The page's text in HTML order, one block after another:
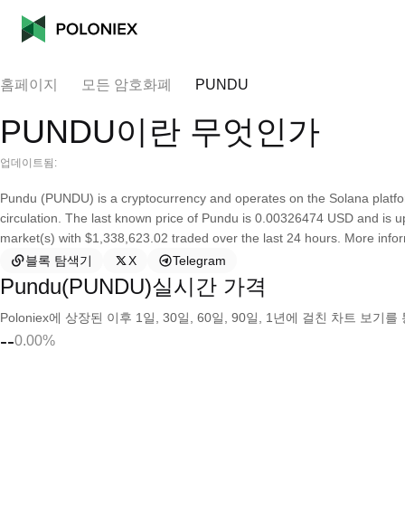
홈페이지 모든 암호화폐 PUNDU
PUNDU이란 무엇인가
업데이트됨:
Pundu (PUNDU) is a cryptocurrency and operates on the Solana
circulation. The last known price of Pundu is 0.00326474 USD and is
market(s) with $1,338,623.02 traded over the last 24 hours. More
블록 탐색기
X Telegram
Pundu(PUNDU)실시간 가격
Poloniex에 상장된 이후 1일, 30일, 60일, 90일, 1년에 걸친 차트 보기
--0.00%